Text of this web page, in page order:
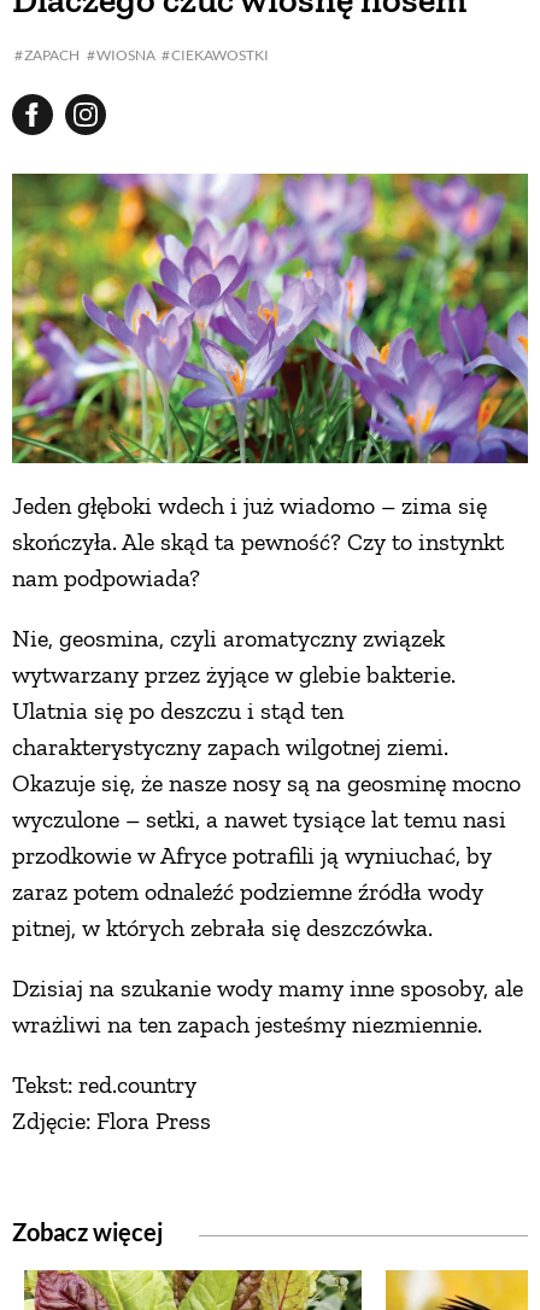
ZAPACH WIOSNA CIEKAWOSTKI
Jeden głęboki wdech i już wiadomo – zima się
skończyła. Ale skąd ta pewność? Czy to instynkt
nam podpowiada?
Nie, geosmina, czyli aromatyczny związek
wytwarzany przez żyjące w glebie bakterie.
Ulatnia się po deszczu i stąd ten
charakterystyczny zapach wilgotnej ziemi.
Okazuje się, że nasze nosy są na geosminę mocno
wyczulone – setki, a nawet tysiące lat temu nasi
przodkowie w Afryce potrafili ją wyniuchać, by
zaraz potem odnaleźć podziemne źródła wody
pitnej, w których zebrała się deszczówka.
Dzisiaj na szukanie wody mamy inne sposoby, ale
wrażliwi na ten zapach jesteśmy niezmiennie.
Tekst: red.country
Zdjęcie: Flora Press
Zobacz więcej